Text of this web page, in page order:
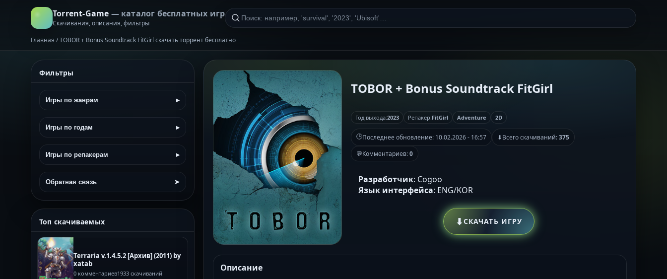
Torrent-Game — каталог бесплатных игр
Скачивания, описания, фильтры
Главная /TOBOR + Bonus Soundtrack FitGirl скачать торрент бесплатно
Фильтры
Игры по жанрам ▸
Игры по годам ▸
Игры по репакерам ▸
Обратная связь ➤
Топ скачиваемых
Terraria v.1.4.5.2 [Архив] (2011) by
xatab
0 комментариев1933 скачиваний
TOBOR + Bonus Soundtrack FitGirl
Год выхода:2023 Репакер:FitGirl Adventure 2D
🕒Последнее обновление: 10.02.2026 - 16:57 ⬇Всего скачиваний:375
💬Комментариев:0
Разработчик: Cogoo
Язык интерфейса: ENG/KOR
⬇СКАЧАТЬ ИГРУ
Описание